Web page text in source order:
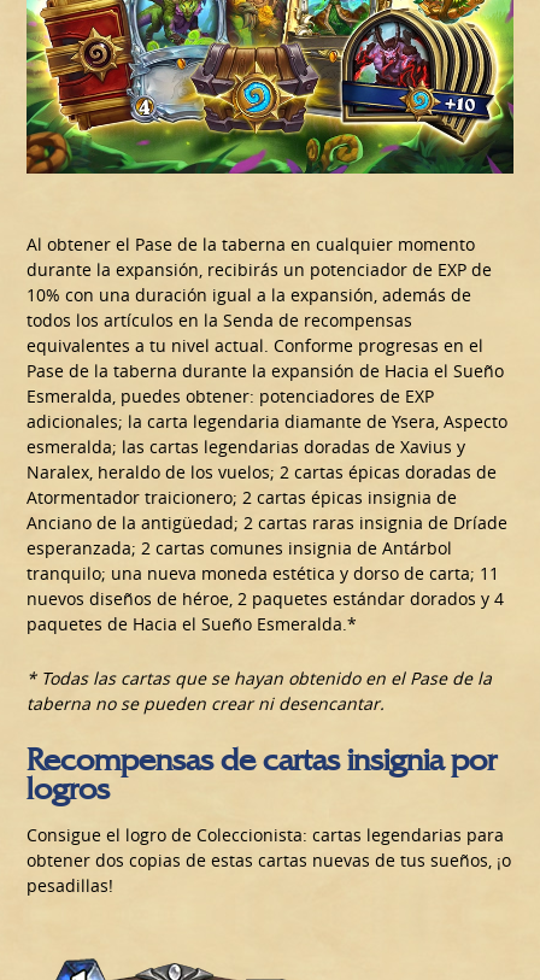
Al obtener el Pase de la taberna en cualquier momento
durante la expansión, recibirás un potenciador de EXP de
10% con una duración igual a la expansión, además de
todos los artículos en la Senda de recompensas
equivalentes a tu nivel actual. Conforme progresas en el
Pase de la taberna durante la expansión de Hacia el Sueño
Esmeralda, puedes obtener: potenciadores de EXP
adicionales; la carta legendaria diamante de Ysera, Aspecto
esmeralda; las cartas legendarias doradas de Xavius y
Naralex, heraldo de los vuelos; 2 cartas épicas doradas de
Atormentador traicionero; 2 cartas épicas insignia de
Anciano de la antigüedad; 2 cartas raras insignia de Dríade
esperanzada; 2 cartas comunes insignia de Antárbol
tranquilo; una nueva moneda estética y dorso de carta; 11
nuevos diseños de héroe, 2 paquetes estándar dorados y 4
paquetes de Hacia el Sueño Esmeralda.*
* Todas las cartas que se hayan obtenido en el Pase de la
taberna no se pueden crear ni desencantar.
Recompensas de cartas insignia por
logros
Consigue el logro de Coleccionista: cartas legendarias para
obtener dos copias de estas cartas nuevas de tus sueños, ¡o
pesadillas!